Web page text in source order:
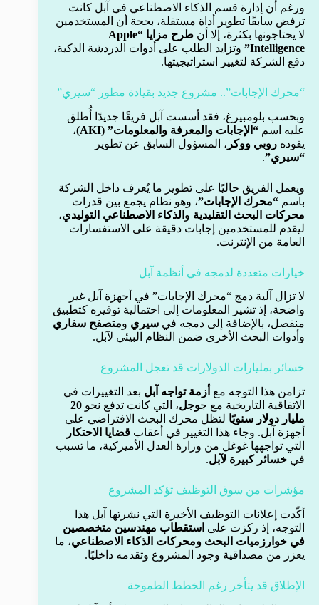
ورغم أن إدارة قسم الذكاء الاصطناعي في آبل كانت
ترفض سابقًا تطوير أداة مستقلة، بحجة أن المستخدمين
لا يحتاجونها بكثرة، إلا أن
طرح مزايا “Apple
Intelligence”
وتزايد الطلب على أدوات الدردشة الذكية،
دفع الشركة لتغيير استراتيجيتها.
“محرك الإجابات”.. مشروع جديد بقيادة مطور “سيري”
وبحسب بلومبيرغ، فقد أسست آبل فريقًا جديدًا أُطلق
عليه اسم “الإجابات والمعرفة والمعلومات” (AKI)
،
يقوده روبي ووكر ، المسؤول السابق عن تطوير
“سيري”.
ويعمل الفريق حاليًا على تطوير ما يُعرف داخل الشركة
باسم “محرك الإجابات”، وهو نظام يجمع بين قدرات
محركات البحث التقليدية و الذكاء الاصطناعي التوليدي،
ليقدم للمستخدمين إجابات دقيقة على الاستفسارات
العامة من الإنترنت.
خيارات متعددة لدمجه في أنظمة آبل
لا تزال آلية دمج “محرك الإجابات” في أجهزة آبل غير
واضحة، إذ تشير المعلومات إلى احتمالية توفيره كتطبيق
منفصل، بالإضافة إلى دمجه في سيري ومتصفح سفاري
وأدوات البحث الأخرى ضمن النظام البيئي لآبل.
خسائر بمليارات الدولارات قد تعجل المشروع
تزامن هذا التوجه مع أزمة تواجه آبل بعد التغييرات في
الاتفاقية التاريخية مع جوجل، التي كانت تدفع نحو 20
مليار دولار سنويًا لتظل محرك البحث الافتراضي على
أجهزة آبل. وجاء هذا التغيير في أعقاب قضايا الاحتكار
التي تواجهها غوغل من وزارة العدل الأميركية، ما تسبب
في خسائر كبيرة لآبل.
مؤشرات من سوق التوظيف تؤكد المشروع
أكّدت إعلانات التوظيف الأخيرة التي نشرتها آبل هذا
التوجه، إذ ركزت على استقطاب مهندسين متخصصين
في خوارزميات البحث ومحركات الذكاء الاصطناعي، ما
يعزز من مصداقية وجود المشروع وتقدمه داخليًا.
الإطلاق قد يتأخر رغم الخطط الطموحة